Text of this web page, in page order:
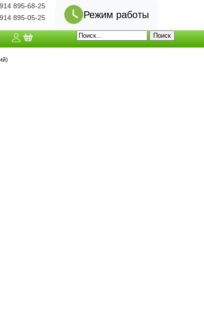
895-68-25
895-05-25 Режим работы